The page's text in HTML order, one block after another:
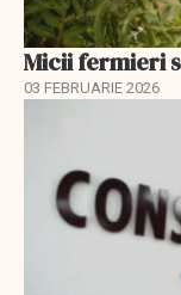
Micii fermieri
03 FEBRUARIE 2026